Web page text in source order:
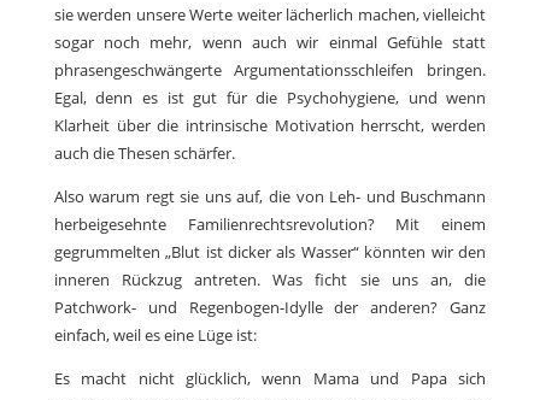
sie werden unsere Werte weiter lächerlich machen, vielleicht
sogar noch mehr, wenn auch wir einmal Gefühle statt
phrasengeschwängerte Argumentationsschleifen bringen.
Egal, denn es ist gut für die Psychohygiene, und wenn
Klarheit über die intrinsische Motivation herrscht, werden
auch die Thesen schärfer.
Also warum regt sie uns auf, die von Leh- und Buschmann
herbeigesehnte Familienrechtsrevolution? Mit einem
gegrummelten „Blut ist dicker als Wasser“ könnten wir den
inneren Rückzug antreten. Was ficht sie uns an, die
Patchwork- und Regenbogen-Idylle der anderen? Ganz
einfach, weil es eine Lüge ist:
Es macht nicht glücklich, wenn Mama und Papa sich